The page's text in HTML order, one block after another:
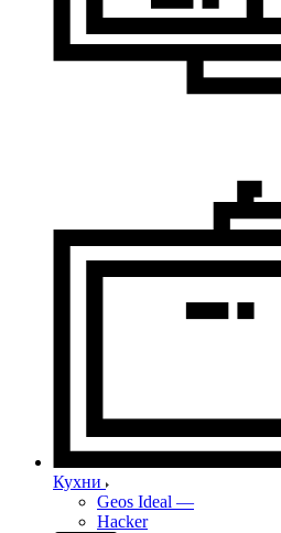
Кухни
Geos Ideal —
Hacker